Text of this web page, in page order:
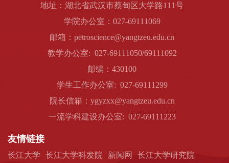
地址：湖北省武汉市蔡甸区大学路111号
学院办公室：027-69111069
邮箱：petroscience@yangtzeu.edu.cn
教学办公室: 027-69111050/69111092
邮编：430100
学生工作办公室: 027-69111299
院长信箱：ygyzxx@yangtzeu.edu.cn
一流学科建设办公室: 027-69111223
友情链接
长江大学 长江大学科发院 新闻网
长江大学研究院